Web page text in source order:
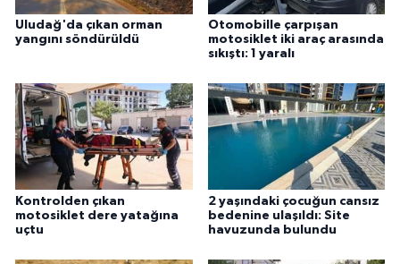
Uludağ'da çıkan orman
yangını söndürüldü
Otomobille çarpışan
motosiklet iki araç arasında
sıkıştı: 1 yaralı
Kontrolden çıkan
motosiklet dere yatağına
uçtu
2 yaşındaki çocuğun cansız
bedenine ulaşıldı: Site
havuzunda bulundu